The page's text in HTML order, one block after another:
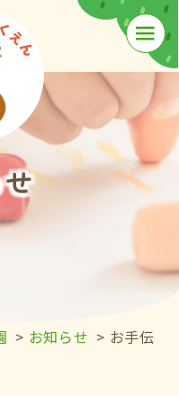
≡
> お知らせ > お手伝